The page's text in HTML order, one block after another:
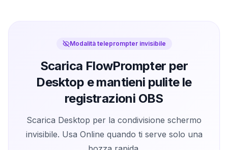
Modalità teleprompter invisibile
Scarica FlowPrompter per
Desktop e mantieni pulite le
registrazioni OBS
Scarica Desktop per la condivisione schermo
invisibile. Usa Online quando ti serve solo una